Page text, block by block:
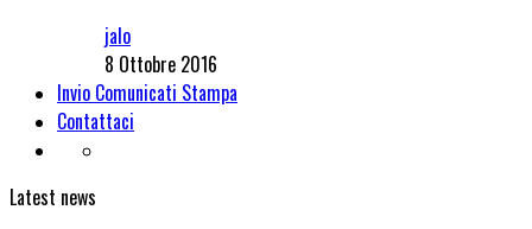
jalo
8 Ottobre 2016
Invio Comunicati Stampa
Contattaci
Latest news